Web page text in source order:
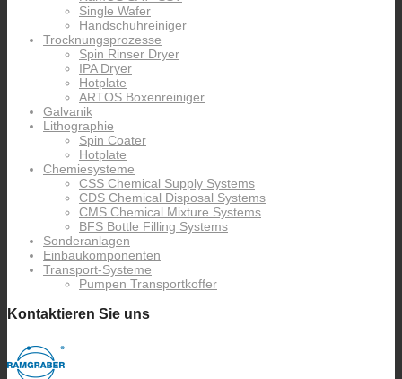
Single Wafer
Handschuhreiniger
Trocknungsprozesse
Spin Rinser Dryer
IPA Dryer
Hotplate
ARTOS Boxenreiniger
Galvanik
Lithographie
Spin Coater
Hotplate
Chemiesysteme
CSS Chemical Supply Systems
CDS Chemical Disposal Systems
CMS Chemical Mixture Systems
BFS Bottle Filling Systems
Sonderanlagen
Einbaukomponenten
Transport-Systeme
Pumpen Transportkoffer
Kontaktieren Sie uns